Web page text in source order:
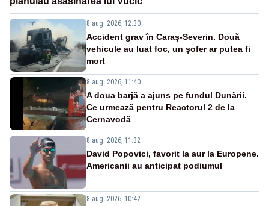
8 aug. 2026, 12:30
Accident grav în Caraș-Severin. Două
vehicule au luat foc, un șofer ar putea fi
mort
8 aug. 2026, 11:40
A doua barjă a ajuns pe fundul Dunării.
Ce urmează pentru Reactorul 2 de la
Cernavodă
8 aug. 2026, 11:32
David Popovici, favorit la aur la Europene.
Americanii au anticipat podiumul
8 aug. 2026, 10:42